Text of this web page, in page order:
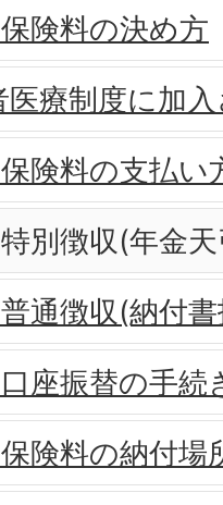
険料の決め方
医療制度に加
険料の支払い
別徴収(年金
通徴収(納付
座振替の手続
険料の納付場